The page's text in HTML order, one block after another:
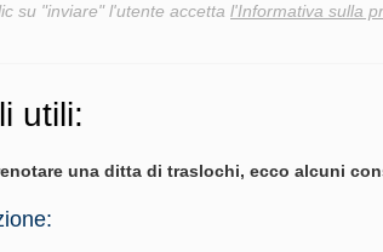
su "inviare" l'utente accetta l'Informativa sulla
utili:
una ditta di traslochi, ecco alcuni